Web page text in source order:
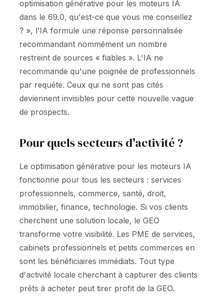
optimisation générative pour les moteurs IA
dans le 69.0, qu'est-ce que vous me conseillez
? », l'IA formule une réponse personnalisée
recommandant nommément un nombre
restreint de sources « fiables ». L'IA ne
recommande qu'une poignée de professionnels
par requête. Ceux qui ne sont pas cités
deviennent invisibles pour cette nouvelle vague
de prospects.
Pour quels secteurs d'activité ?
Le optimisation générative pour les moteurs IA
fonctionne pour tous les secteurs : services
professionnels, commerce, santé, droit,
immobilier, finance, technologie. Si vos clients
cherchent une solution locale, le GEO
transforme votre visibilité. Les PME de services,
cabinets professionnels et petits commerces en
sont les bénéficiaires immédiats. Tout type
d'activité locale cherchant à capturer des clients
prêts à acheter peut tirer profit de la GEO.